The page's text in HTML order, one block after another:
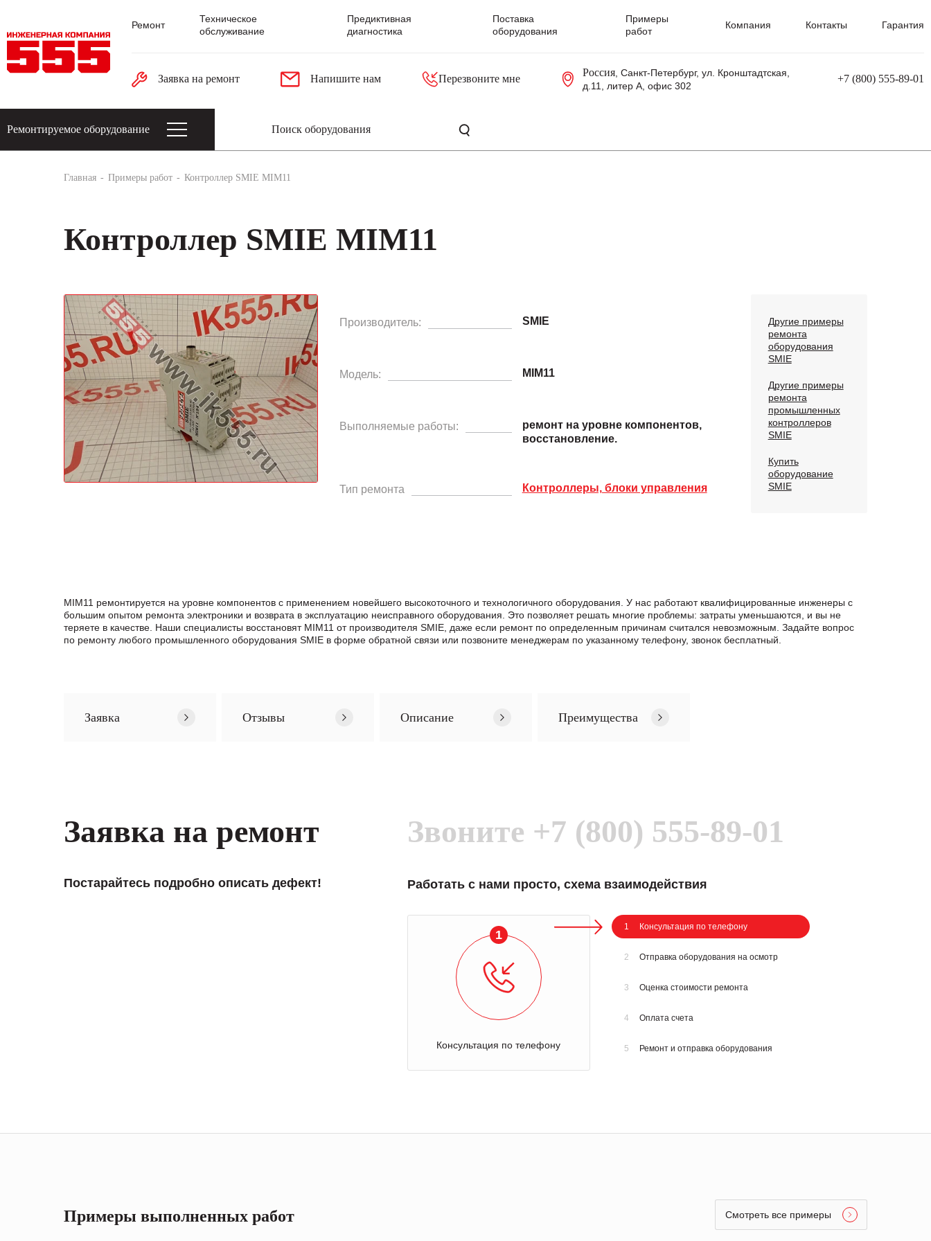
Ремонт
Техническое
обслуживание
Предиктивная
диагностика
Поставка
оборудования
Примеры
работ
Компания Контакты Гарантия
Заявка на ремонт Напишите нам Перезвоните мне
Россия, Санкт-Петербург, ул. Кронштадтская,
д.11, литер А, офис 302
+7 (800) 555-89-01
Ремонтируемое оборудование
Главная Примеры работ Контроллер SMIE MIM11
Контроллер SMIE MIM11
Производитель: SMIE
Модель: MIM11
Выполняемые работы:
ремонт на уровне компонентов,
восстановление.
Тип ремонта Контроллеры, блоки управления
Другие примеры
ремонта
оборудования
SMIE
Другие примеры
ремонта
промышленных
контроллеров
SMIE
Купить
оборудование
SMIE
MIM11 ремонтируется на уровне компонентов с применением новейшего высокоточного и технологичного оборудования. У нас работают квалифицированные инженеры с
большим опытом ремонта электроники и возврата в эксплуатацию неисправного оборудования. Это позволяет решать многие проблемы: затраты уменьшаются, и вы не
теряете в качестве. Наши специалисты восстановят MIM11 от производителя SMIE, даже если ремонт по определенным причинам считался невозможным. Задайте вопрос
по ремонту любого промышленного оборудования SMIE в формe обратной связи или позвоните менеджерам по указанному телефону, звонок бесплатный.
Заявка Отзывы Описание Преимущества
Заявка на ремонт
Постарайтесь подробно описать дефект!
Звоните +7 (800) 555-89-01
Работать с нами просто, схема взаимодействия
1
Консультация по телефону
1 Консультация по телефону
2 Отправка оборудования на осмотр
3 Оценка стоимости ремонта
4 Оплата счета
5 Ремонт и отправка оборудования
Примеры выполненных работ Смотреть все примеры